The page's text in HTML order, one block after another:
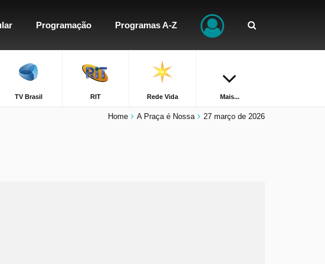
Programação Programas A-Z
TV Brasil RIT Rede Vida Mais...
Home A Praça é Nossa 27 março de 2026